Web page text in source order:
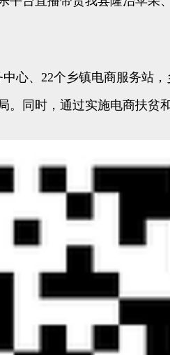
、22个乡镇电商服务站，
同时，通过实施电商扶贫